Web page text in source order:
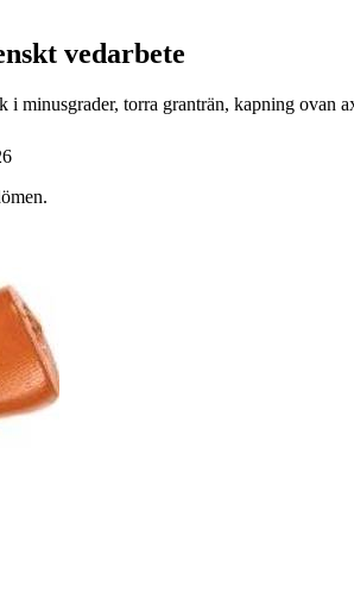
vedarbete
minusgrader, torra granträn, kapning ovan